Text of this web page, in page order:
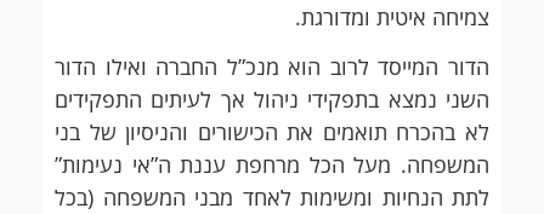
צמיחה איטית ומדורגת.
הדור המייסד לרוב הוא מנכ”ל החברה ואילו הדור
השני נמצא בתפקידי ניהול אך לעיתים התפקידים
לא בהכרח תואמים את הכישורים והניסיון של בני
המשפחה. מעל הכל מרחפת עננת ה”אי נעימות”
לתת הנחיות ומשימות לאחד מבני המשפחה (בכל